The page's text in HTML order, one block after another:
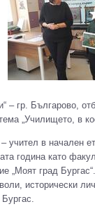
– гр. Българово,
„Училището, в
учител в начален
година като
„Моят град
исторически